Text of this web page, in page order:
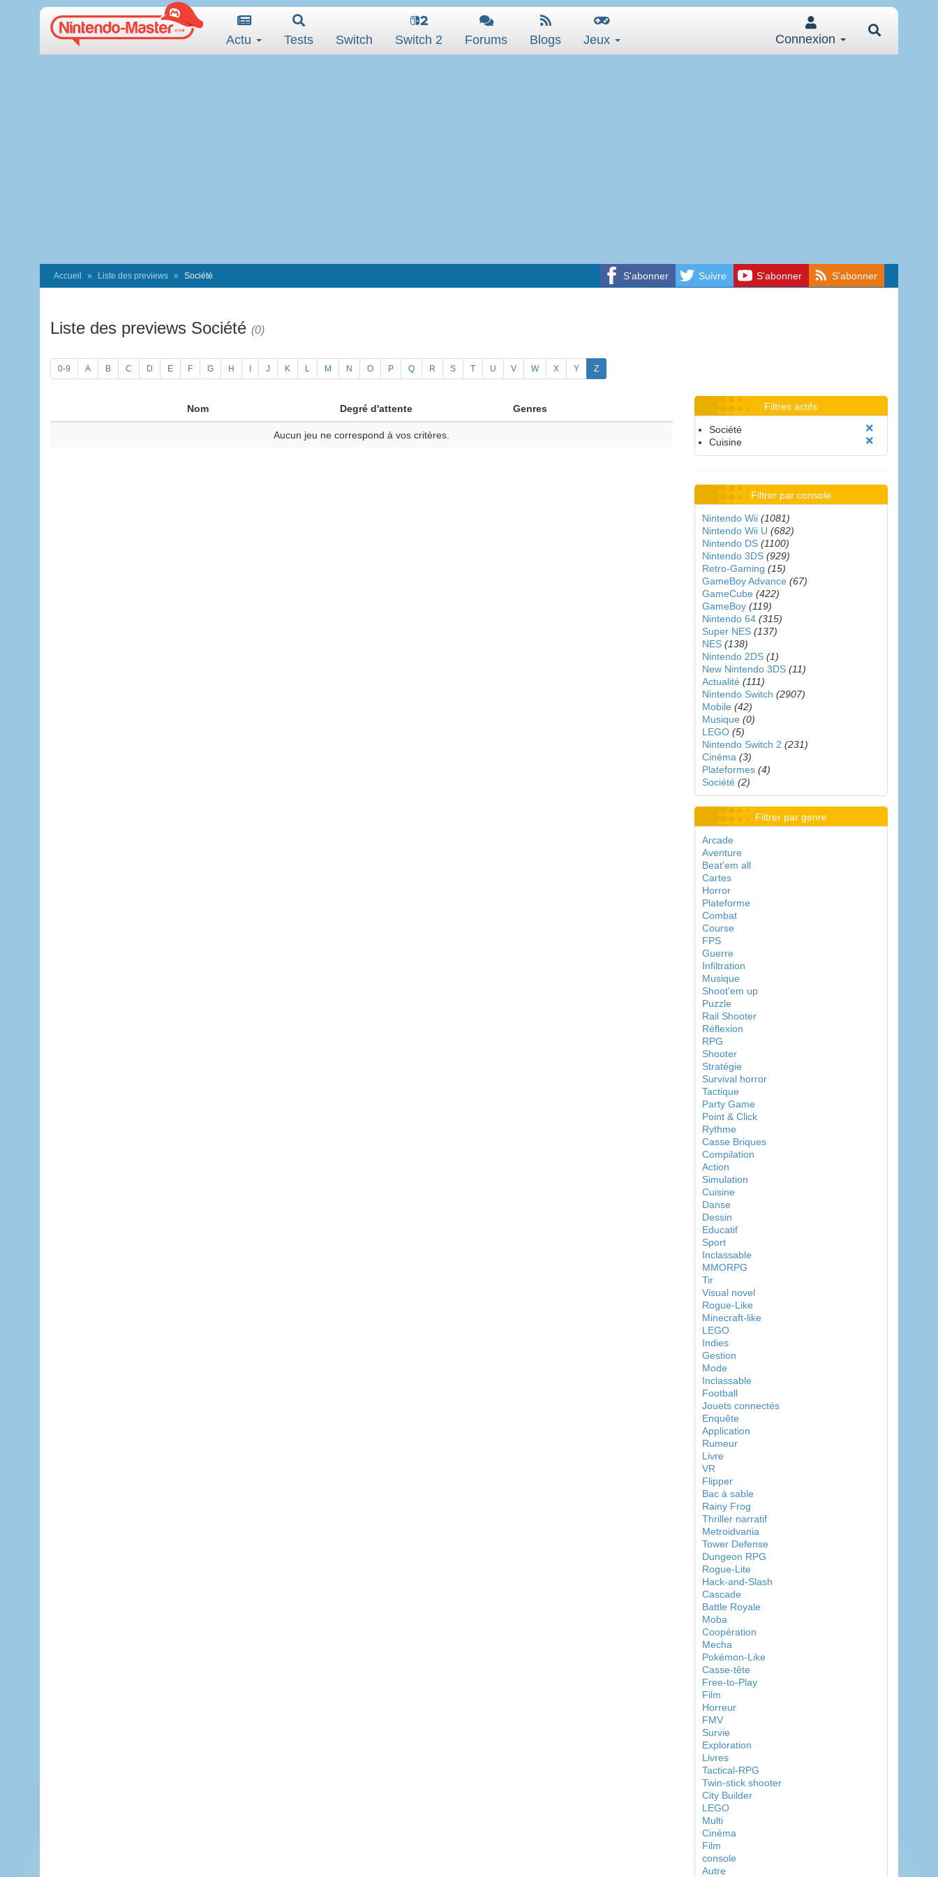
Actu Tests Switch Switch 2 Forums Blogs Jeux Connexion
S'abonner Suivre S'abonner S'abonner
Accueil Liste des previews Société
Liste des previews Société (0)
0-9 A B C D E F G H J K L M N O P Q R S T U V W X Y Z
Nom Degré d'attente Genres
Aucun jeu ne correspond à vos critères.
Filtres actifs
Société
Cuisine
Filtrer par console
Nintendo Wii (1081)
Nintendo Wii U (682)
Nintendo DS (1100)
Nintendo 3DS (929)
Retro-Gaming (15)
GameBoy Advance (67)
GameCube (422)
GameBoy (119)
Nintendo 64 (315)
Super NES (137)
NES (138)
Nintendo 2DS (1)
New Nintendo 3DS (11)
Actualité (111)
Nintendo Switch (2907)
Mobile (42)
Musique (0)
LEGO (5)
Nintendo Switch 2 (231)
Cinéma (3)
Plateformes (4)
Société (2)
Filtrer par genre
Arcade
Aventure
Beat'em all
Cartes
Horror
Plateforme
Combat
Course
FPS
Guerre
Infiltration
Musique
Shoot'em up
Puzzle
Rail Shooter
Réflexion
RPG
Shooter
Stratégie
Survival horror
Tactique
Party Game
Point & Click
Rythme
Casse Briques
Compilation
Action
Simulation
Cuisine
Danse
Dessin
Educatif
Sport
Inclassable
MMORPG
Tir
Visual novel
Rogue-Like
Minecraft-like
LEGO
Indies
Gestion
Mode
Inclassable
Football
Jouets connectés
Enquête
Application
Rumeur
Livre
VR
Flipper
Bac à sable
Rainy Frog
Thriller narratif
Metroidvania
Tower Defense
Dungeon RPG
Rogue-Lite
Hack-and-Slash
Cascade
Battle Royale
Moba
Coopération
Mecha
Pokémon-Like
Casse-tête
Free-to-Play
Film
Horreur
FMV
Survie
Exploration
Livres
Tactical-RPG
Twin-stick shooter
City Builder
LEGO
Multi
Cinéma
Film
console
Autre